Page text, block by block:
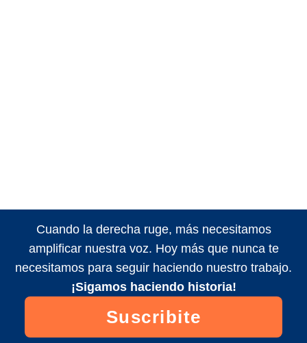
Cuando la derecha ruge, más necesitamos
amplificar nuestra voz. Hoy más que nunca te
necesitamos para seguir haciendo nuestro trabajo.
¡Sigamos haciendo historia!
Suscribite